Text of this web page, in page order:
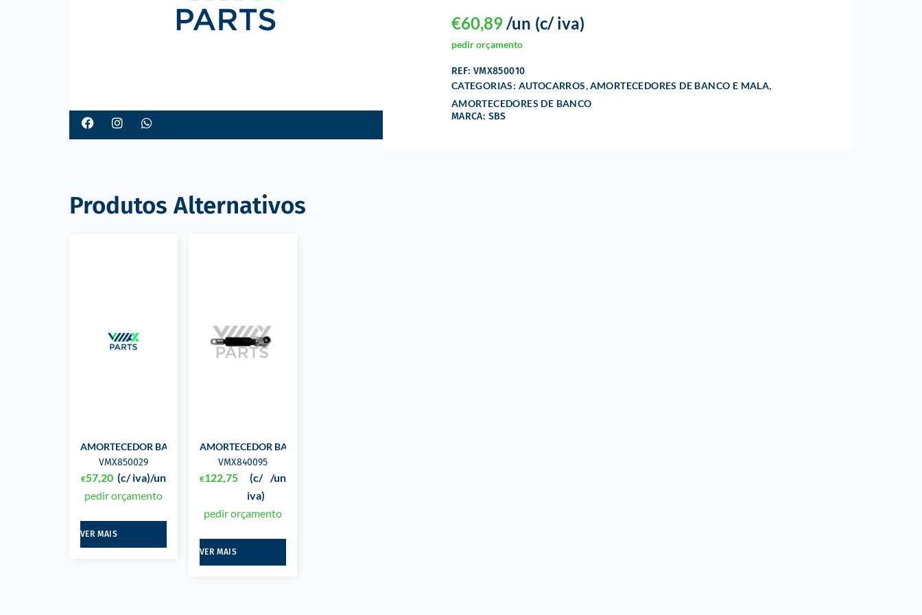
€60,89 (c/ iva)
/un
pedir orçamento
REF: VMX850010
CATEGORIAS: AUTOCARROS, AMORTECEDORES DE BANCO E MALA,
AMORTECEDORES DE BANCO
MARCA: SBS
Produtos Alternativos
AMORTECEDOR BANCO VOGEL
VMX850029
€57,20 (c/ iva)/un
pedir orçamento
VER MAIS
AMORTECEDOR BANCO IRIZAR i6 700N
VMX840095
€122,75
(c/
iva)
/un
pedir orçamento
VER MAIS